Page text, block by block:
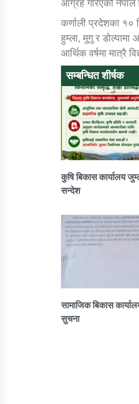
आग्रह गरिएको नेपाल
कर्णाली प्रदेशका १०
हुम्ला, मुगु र
आर्थिक वर्षमा मात्रै
सम्बन्धित शीर्षक
कुषि बिकास कार्यालय
सन्देश
सामाजिक बिकास
सुचना